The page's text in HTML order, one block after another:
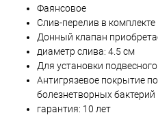
Фаянсовое
Слив-перелив в комплекте
Донный клапан
диаметр слива: 4.5 см
Для установки
Антигрязевое покрытие
болезнетворных
гарантия: 10 лет